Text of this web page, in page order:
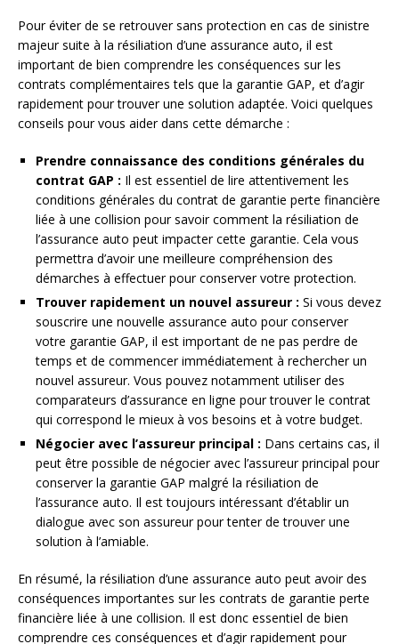
Pour éviter de se retrouver sans protection en cas de sinistre
majeur suite à la résiliation d’une assurance auto, il est
important de bien comprendre les conséquences sur les
contrats complémentaires tels que la garantie GAP, et d’agir
rapidement pour trouver une solution adaptée. Voici quelques
conseils pour vous aider dans cette démarche :
Prendre connaissance des conditions générales du
contrat GAP : Il est essentiel de lire attentivement les
conditions générales du contrat de garantie perte financière
liée à une collision pour savoir comment la résiliation de
l’assurance auto peut impacter cette garantie. Cela vous
permettra d’avoir une meilleure compréhension des
démarches à effectuer pour conserver votre protection.
Trouver rapidement un nouvel assureur : Si vous devez
souscrire une nouvelle assurance auto pour conserver
votre garantie GAP, il est important de ne pas perdre de
temps et de commencer immédiatement à rechercher un
nouvel assureur. Vous pouvez notamment utiliser des
comparateurs d’assurance en ligne pour trouver le contrat
qui correspond le mieux à vos besoins et à votre budget.
Négocier avec l’assureur principal : Dans certains cas, il
peut être possible de négocier avec l’assureur principal pour
conserver la garantie GAP malgré la résiliation de
l’assurance auto. Il est toujours intéressant d’établir un
dialogue avec son assureur pour tenter de trouver une
solution à l’amiable.
En résumé, la résiliation d’une assurance auto peut avoir des
conséquences importantes sur les contrats de garantie perte
financière liée à une collision. Il est donc essentiel de bien
comprendre ces conséquences et d’agir rapidement pour